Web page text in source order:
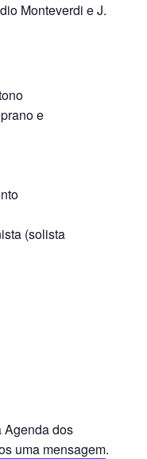
Monteverdi e J.
e
(solista
Agenda dos
uma mensagem.